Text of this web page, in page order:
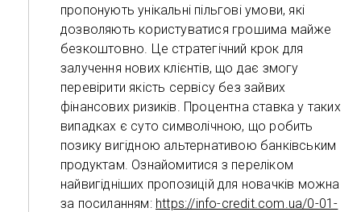
пропонують унікальні пільгові умови, які
дозволяють користуватися грошима майже
безкоштовно. Це стратегічний крок для
залучення нових клієнтів, що дає змогу
перевірити якість сервісу без зайвих
фінансових ризиків. Процентна ставка у таких
випадках є суто символічною, що робить
позику вигідною альтернативою банківським
продуктам. Ознайомитися з переліком
найвигідніших пропозицій для новачків можна
за посиланням: https://info-credit.com.ua/0-01-